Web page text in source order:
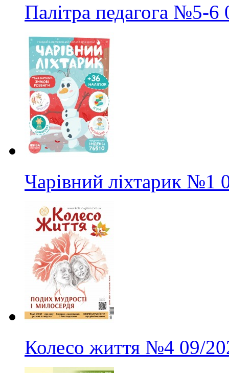
Палітра педагога №5-6
Чарівний ліхтарик №1
Колесо життя №4 09/